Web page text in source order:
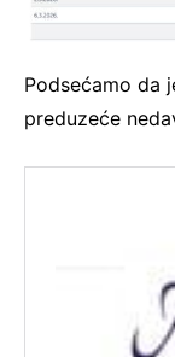
Podsećamo da
preduzeće